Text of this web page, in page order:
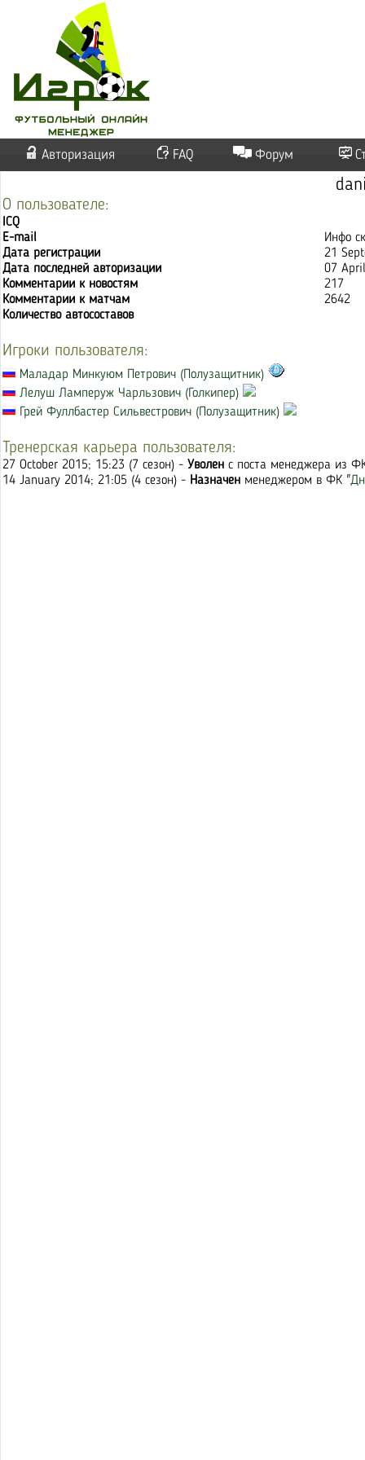
Авторизация FAQ Форум
О пользователе:
ICQ
E-mail
Инфо
Дата регистрации
21
Дата последней авторизации
07
Комментарии к новостям
217
Комментарии к матчам
2642
Количество автосоставов
Игроки пользователя:
Маладар Минкуюм Петрович (Полузащитник)
Лелуш Ламперуж Чарльзович (Голкипер)
Грей Фуллбастер Сильвестрович (Полузащитник)
Тренерская карьера пользователя:
27 October 2015; 15:23 (7 сезон) - Уволен с поста менеджера из
14 January 2014; 21:05 (4 сезон) - Назначен менеджером в ФК "